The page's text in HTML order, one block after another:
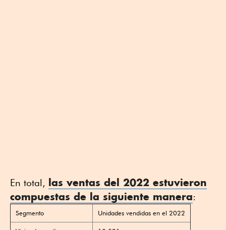
En total, las ventas del 2022 estuvieron
compuestas de la siguiente manera:
Segmento Unidades vendidas en el 2022